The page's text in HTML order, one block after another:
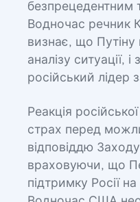
Водночас речник
визнає, що Путіну
аналізу ситуації,
російський лідер
Реакція
страх перед
відповіддю
враховуючи, що
підтримку Росії